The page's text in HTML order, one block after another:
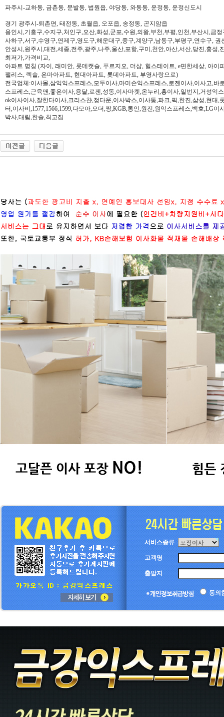
파주시-교하동, 금촌동, 문발동, 법원읍, 야당동, 와동동, 운정동, 운정신도시
경기 광주시-퇴촌면, 태전동, 초월읍, 오포읍, 송정동, 곤지암읍
용인시,기흥구,수지구,처인구,오산,화성,군포,수원,의왕,부천,부평,인천,부산시,금
사하구,서구,수영구,연제구,영도구,해운대구,중구,계양구,남동구,부평구,연수구,
안성시,원주시,대전,세종,전주,광주,나주,울산,포항,구미,천안,아산,서산,당진,홍성,
최저가,가격비교,
아파트 명칭 (자이, 래미안, 롯데캣슬, 푸르지오, 더샵, 힐스테이트, e편한세상, 아이
팰리스, 렉슬, 은마아파트, 현대아파트, 롯데아파트, 부영사랑으로)
전국업체:이사몰,삼익익스프레스,모두이사,마미손익스프레스,로젠이사,이사고,바
스프레스,근육맨,좋은이사,용달,로젠,성동,이사마켓,온누리,홍이사,일번지,거성익
ok이사이사,잘한다이사,크리스챤,정다운,이사박스,이사통,파크,픽,한진,삼성,현대,
터,이사비,1577,1566,1599,다모아,오더,짱,KGB,통인,원진,원익스프레스,백호,LG
박사,대림,한솔,최고집
서비스종류
고객명
출발지
동의